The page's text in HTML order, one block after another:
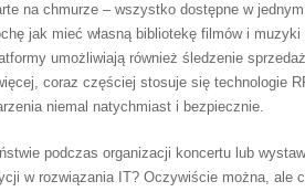
na chmurze – wszystko dostępne w
jak mieć własną bibliotekę filmów i
umożliwiają również śledzenie
coraz częściej stosuje się technologie
niemal natychmiast i bezpiecznie.
podczas organizacji koncertu lub
w rozwiązania IT? Oczywiście można, ale